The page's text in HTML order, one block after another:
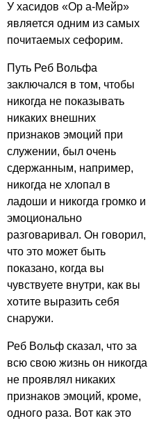
У хасидов «Ор а-Мейр»
является одним из самых
почитаемых сефорим.
Путь Реб Вольфа
заключался в том, чтобы
никогда не показывать
никаких внешних
признаков эмоций при
служении, был очень
сдержанным, например,
никогда не хлопал в
ладоши и никогда громко и
эмоционально
разговаривал. Он говорил,
что это может быть
показано, когда вы
чувствуете внутри, как вы
хотите выразить себя
снаружи.
Реб Вольф сказал, что за
всю свою жизнь он никогда
не проявлял никаких
признаков эмоций, кроме,
одного раза. Вот как это